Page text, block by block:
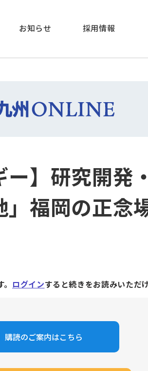
お知らせ 採用情報
ー】研究開発
福岡の正念
ログインすると続きをお読みいただけ
購読のご案内はこちら